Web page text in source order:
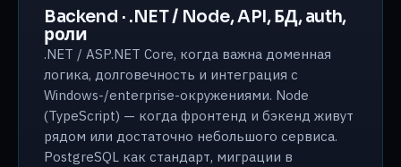
Backend · .NET / Node, API, БД, auth,
роли
.NET / ASP.NET Core, когда важна доменная
логика, долговечность и интеграция с
Windows-/enterprise-окружениями. Node
(TypeScript) — когда фронтенд и бэкенд живут
рядом или достаточно небольшого сервиса.
PostgreSQL как стандарт, миграции в